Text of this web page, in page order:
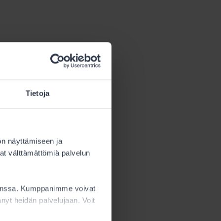
Tietoja
näyttämiseen ja
välttämättömiä palvelun
Kumppanimme voivat
heidän palvelujaan. Voit
määrä